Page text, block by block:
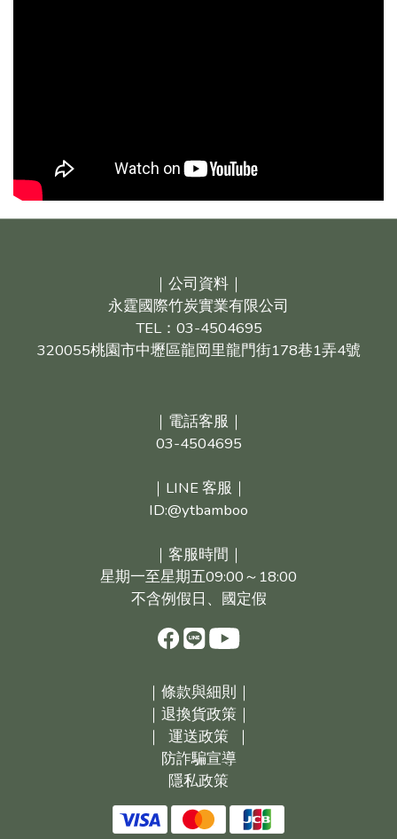
｜公司資料｜
永霆國際竹炭實業有限公司
TEL：03-4504695
320055桃園市中壢區龍岡里龍門街178巷1弄4號
｜電話客服｜
03-4504695
｜LINE 客服｜
ID:@ytbamboo
｜客服時間｜
星期一至星期五09:00～18:00
不含例假日、國定假
｜ 條款與細則｜
｜ 退換貨政策｜
｜ 運送政策 ｜
防詐騙宣導
隱私政策